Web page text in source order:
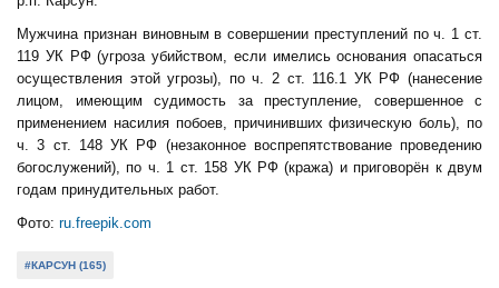
Мужчина признан виновным в совершении преступлений по ч. 1 ст.
119 УК РФ (угроза убийством, если имелись основания опасаться
осуществления этой угрозы), по ч. 2 ст. 116.1 УК РФ (нанесение
лицом, имеющим судимость за преступление, совершенное с
применением насилия побоев, причинивших физическую боль), по
ч. 3 ст. 148 УК РФ (незаконное воспрепятствование проведению
богослужений), по ч. 1 ст. 158 УК РФ (кража) и приговорён к двум
годам принудительных работ.
Фото: ru.freepik.com
#КАРСУН (165)